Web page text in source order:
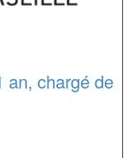
an, chargé de